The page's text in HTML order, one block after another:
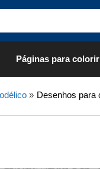
Páginas para
» Desenhos para